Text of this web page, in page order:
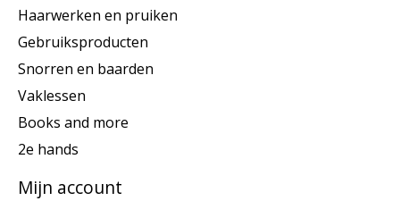
Haarwerken en pruiken
Gebruiksproducten
Snorren en baarden
Vaklessen
Books and more
2e hands
Mijn account